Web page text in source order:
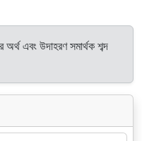
অর্থ এবং উদাহরণ সমার্থক শব্দ